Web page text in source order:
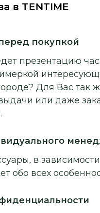
в TENTIME
покупкой
презентацию
Для Вас так
или даже
в
обо всех